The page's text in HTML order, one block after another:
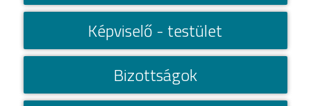
Képviselő - testület
Bizottságok